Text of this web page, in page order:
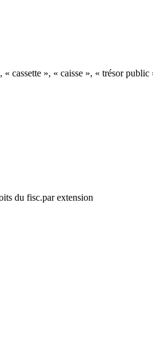
cassette », « caisse », « trésor
du fisc.par extension